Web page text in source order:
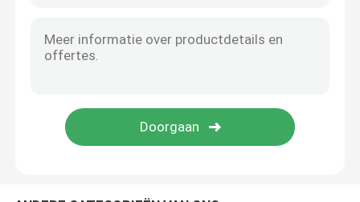
De Zuiveringsinstallatie van de luchtdesinfectie
UVC Kiemdodende Buizen